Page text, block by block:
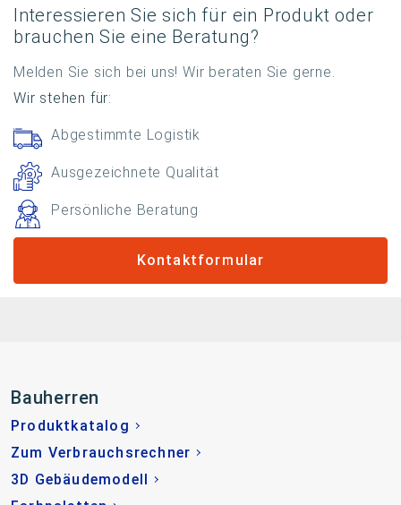
Interessieren Sie sich für ein Produkt oder
brauchen Sie eine Beratung?
Melden Sie sich bei uns! Wir beraten Sie gerne.
Wir stehen für:
Abgestimmte Logistik
Ausgezeichnete Qualität
Persönliche Beratung
Kontaktformular
Bauherren
Produktkatalog
Zum Verbrauchsrechner
3D Gebäudemodell